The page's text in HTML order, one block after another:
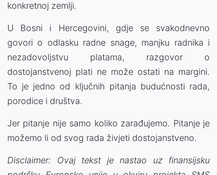
konkretnoj zemlji.
U Bosni i Hercegovini, gdje se svakodnevno
govori o odlasku radne snage, manjku radnika i
nezadovoljstvu platama, razgovor o
dostojanstvenoj plati ne može ostati na margini.
To je jedno od ključnih pitanja budućnosti rada,
porodice i društva.
Jer pitanje nije samo koliko zarađujemo. Pitanje je
možemo li od svog rada živjeti dostojanstveno.
Disclaimer: Ovaj tekst je nastao uz finansijsku